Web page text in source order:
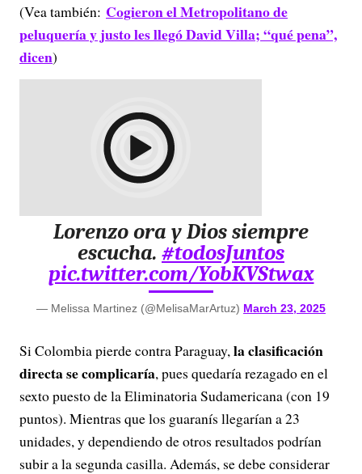
(Vea también: Cogieron el Metropolitano de
peluquería y justo les llegó David Villa; “qué pena”,
dicen)
Lorenzo ora y Dios siempre
escucha. #todosJuntos
pic.twitter.com/YobKVStwax
— Melissa Martinez (@MelisaMarArtuz) March 23, 2025
Si Colombia pierde contra Paraguay,la clasificación
directa se complicaría, pues quedaría rezagado en el
sexto puesto de la Eliminatoria Sudamericana (con 19
puntos). Mientras que los guaranís llegarían a 23
unidades, y dependiendo de otros resultados podrían
subir a la segunda casilla. Además, se debe considerar